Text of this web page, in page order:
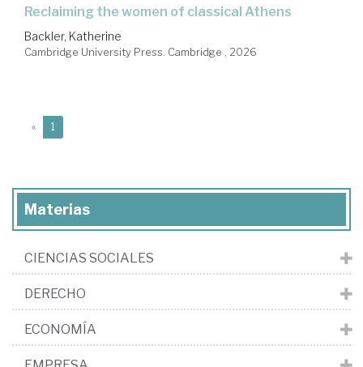
reclaiming the women of classical Athens
Backler, Katherine
Cambridge University Press. Cambridge , 2026
« 1
Materias
CIENCIAS SOCIALES
DERECHO
ECONOMÍA